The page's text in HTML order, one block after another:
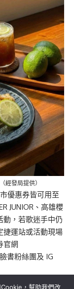
經發局提供）
優惠券皆可用至
JUNIOR、高雄櫻
動，若歌迷手中仍
捷運站或活動現場
官網
書粉絲團及 IG
，幫助我們改